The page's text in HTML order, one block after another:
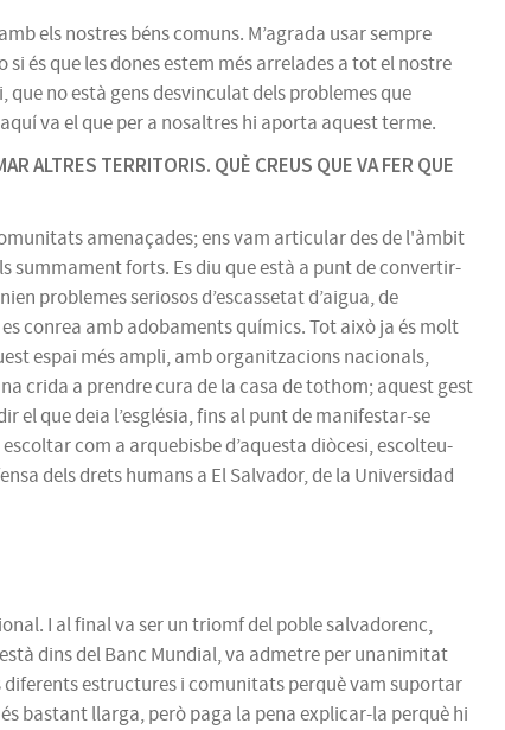
els nostres béns comuns. M’agrada usar sempre
és que les dones estem més arrelades a tot el nostre
no està gens desvinculat dels problemes que
va el que per a nosaltres hi aporta aquest terme.
ALTRES TERRITORIS. QUÈ CREUS QUE VA FER QUE
amenaçades; ens vam articular des de l'àmbit
summament forts. Es diu que està a punt de convertir-
problemes seriosos d’escassetat d’aigua, de
conrea amb adobaments químics. Tot això ja és molt
espai més ampli, amb organitzacions nacionals,
crida a prendre cura de la casa de tothom; aquest gest
el que deia l’església, fins al punt de manifestar-se
com a arquebisbe d’aquesta diòcesi, escolteu-
dels drets humans a El Salvador, de la Universidad
I al final va ser un triomf del poble salvadorenc,
dins del Banc Mundial, va admetre per unanimitat
diferents estructures i comunitats perquè vam suportar
bastant llarga, però paga la pena explicar-la perquè hi